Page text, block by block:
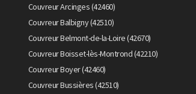
Couvreur Arcinges (42460)
Couvreur Balbigny (42510)
Couvreur Belmont-de-la-Loire (42670)
Couvreur Boisset-lès-Montrond (42210)
Couvreur Boyer (42460)
Couvreur Bussières (42510)